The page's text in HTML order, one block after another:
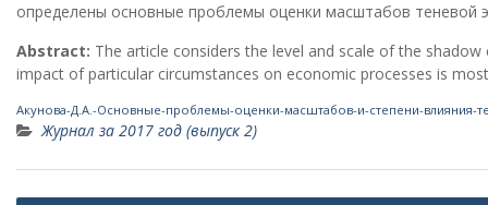
определены основные проблемы оценки масштабов теневой
Abstract: The article considers the level and scale of the
impact of particular circumstances on economic processes is
Акунова-Д.А.-Основные-проблемы-оценки-масштабов-и-степени-влияния-
Журнал за 2017 год (выпуск 2)